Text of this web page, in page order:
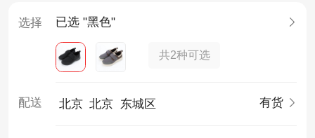
选择 已选 "黑色"
共2种可选
配送 北京 北京 东城区 有货